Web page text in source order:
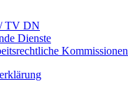
TV DN
Dienste
Kommissionen